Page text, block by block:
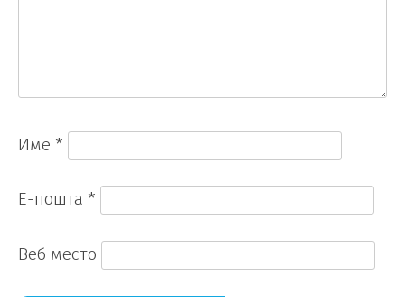
Име *
Е-пошта *
Веб место